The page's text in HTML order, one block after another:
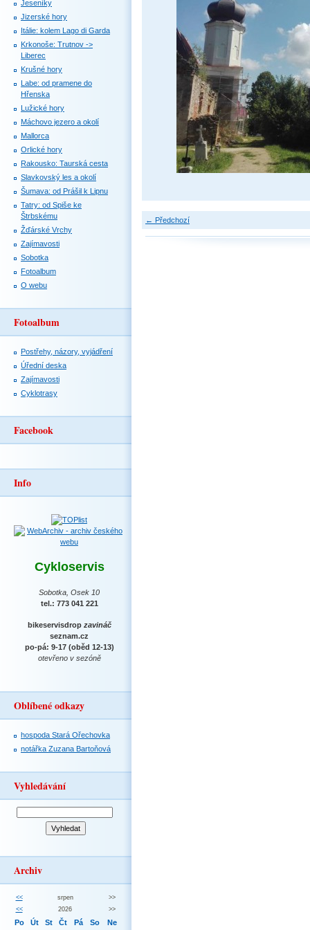
← Předchozí
Jeseníky
Jizerské hory
Itálie: kolem Lago di Garda
Krkonoše: Trutnov ->
Liberec
Krušné hory
Labe: od pramene do
Hřenska
Lužické hory
Máchovo jezero a okolí
Mallorca
Orlické hory
Rakousko: Taurská cesta
Slavkovský les a okolí
Šumava: od Prášil k Lipnu
Tatry: od Spiše ke
Štrbskému
Žďárské Vrchy
Zajímavosti
Sobotka
Fotoalbum
O webu
Fotoalbum
Postřehy, názory, vyjádření
Úřední deska
Zajímavosti
Cyklotrasy
Facebook
Info
Cykloservis
Sobotka, Osek 10
tel.: 773 041 221
bikeservisdrop zavináč
seznam.cz
po-pá: 9-17 (oběd 12-13)
otevřeno v sezóně
Oblíbené odkazy
hospoda Stará Ořechovka
notářka Zuzana Bartoňová
Vyhledávání
Archiv
<< srpen
>>
<<
2026 >>
Po Út St Čt Pá So Ne